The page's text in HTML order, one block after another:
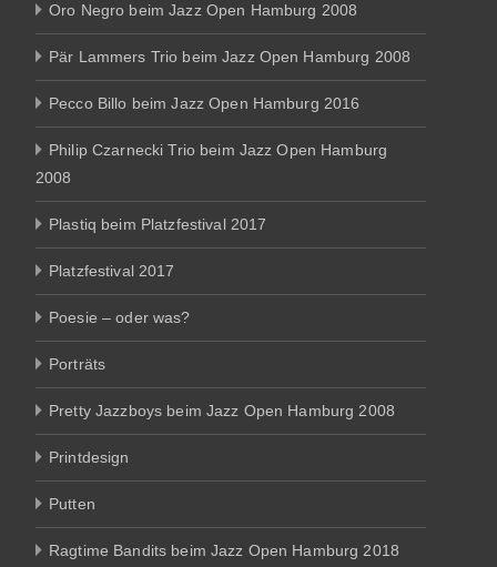
Oro Negro beim Jazz Open Hamburg 2008
Pär Lammers Trio beim Jazz Open Hamburg 2008
Pecco Billo beim Jazz Open Hamburg 2016
Philip Czarnecki Trio beim Jazz Open Hamburg
2008
Plastiq beim Platzfestival 2017
Platzfestival 2017
Poesie – oder was?
Porträts
Pretty Jazzboys beim Jazz Open Hamburg 2008
Printdesign
Putten
Ragtime Bandits beim Jazz Open Hamburg 2018